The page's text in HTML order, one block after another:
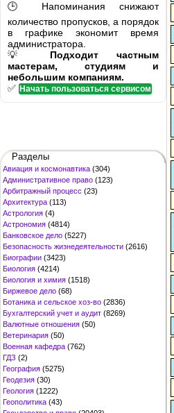
🕒 Напоминания снижают
количество пропусков, а порядок
в графике экономит время
администратора.
💡 Подходит частным
мастерам, студиям и
небольшим компаниям.
✅ Начать пользоваться сервисом
Разделы
Авиация и космонавтика (304)
Административное право (123)
Арбитражный процесс (23)
Архитектура (113)
Астрология (4)
Астрономия (4814)
Банковское дело (5227)
Безопасность жизнедеятельности (2616)
Биографии (3423)
Биология (4214)
Биология и химия (1518)
Биржевое дело (68)
Ботаника и сельское хоз-во (2836)
Бухгалтерский учет и аудит (8269)
Валютные отношения (50)
Ветеринария (50)
Военная кафедра (762)
ГДЗ (2)
География (5275)
Геодезия (30)
Геология (1222)
Геополитика (43)